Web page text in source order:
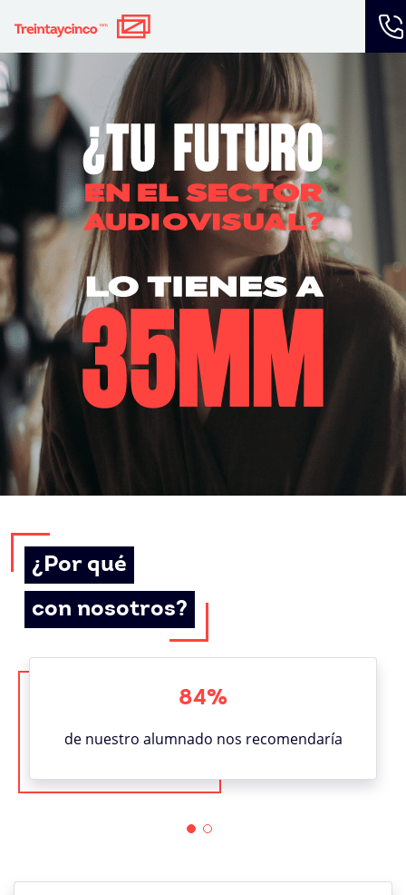
Navegación principal
¿Por qué
con nosotros?
84%
de nuestro alumnado nos recomendaría